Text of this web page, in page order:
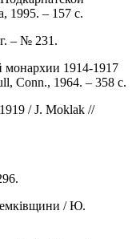
1995. – 157 с.
– № 231.
монархии 1914-1917
Conn., 1964. – 358 с.
/ J. Moklak //
/ Ю.